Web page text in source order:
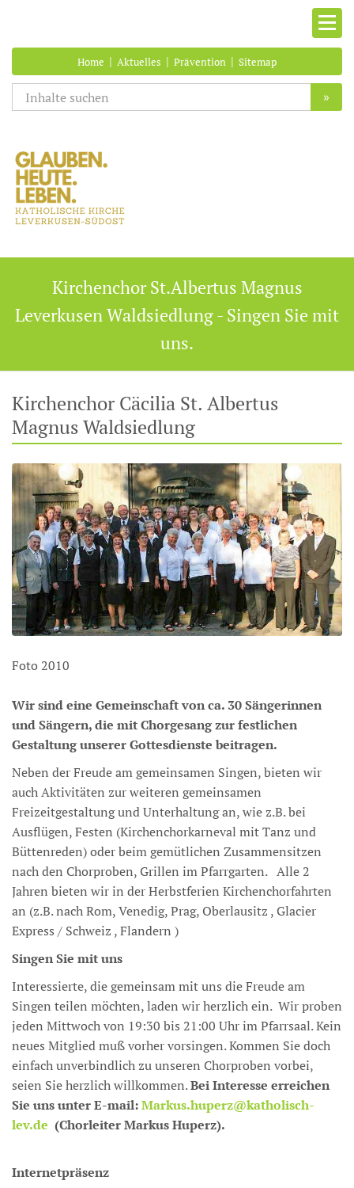
Home | Aktuelles | Prävention | Sitemap
»
Kirchenchor St.Albertus Magnus
Leverkusen Waldsiedlung - Singen Sie mit
uns.
Kirchenchor Cäcilia St. Albertus
Magnus Waldsiedlung
Foto 2010
Wir sind eine Gemeinschaft von ca. 30 Sängerinnen
und Sängern, die mit Chorgesang zur festlichen
Gestaltung unserer Gottesdienste beitragen.
Neben der Freude am gemeinsamen Singen, bieten wir
auch Aktivitäten zur weiteren gemeinsamen
Freizeitgestaltung und Unterhaltung an, wie z.B. bei
Ausflügen, Festen (Kirchenchorkarneval mit Tanz und
Büttenreden) oder beim gemütlichen Zusammensitzen
nach den Chorproben, Grillen im Pfarrgarten. Alle 2
Jahren bieten wir in der Herbstferien Kirchenchorfahrten
an (z.B. nach Rom, Venedig, Prag, Oberlausitz , Glacier
Express / Schweiz , Flandern )
Singen Sie mit uns
Interessierte, die gemeinsam mit uns die Freude am
Singen teilen möchten, laden wir herzlich ein. Wir proben
jeden Mittwoch von 19:30 bis 21:00 Uhr im Pfarrsaal. Kein
neues Mitglied muß vorher vorsingen. Kommen Sie doch
einfach unverbindlich zu unseren Chorproben vorbei,
seien Sie herzlich willkommen.Bei Interesse erreichen
Sie uns unter E-mail:Markus.huperz@katholisch-
lev.de (Chorleiter Markus Huperz).
Internetpräsenz